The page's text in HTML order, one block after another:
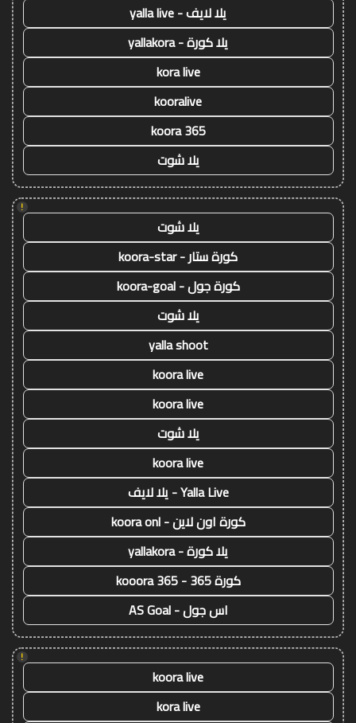
يلا لايف - yalla live
يلا كورة - yallakora
kora live
kooralive
koora 365
يلا شوت
!
يلا شوت
كورة ستار - koora-star
كورة جول - koora-goal
يلا شوت
yalla shoot
koora live
koora live
يلا شوت
koora live
Yalla Live - يلا لايف
كورة اون لاين - koora onl
يلا كورة - yallakora
كورة 365 - kooora 365
اس جول - AS Goal
!
koora live
kora live